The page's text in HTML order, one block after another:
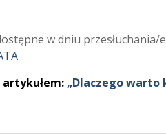
w dniu
„Dlaczego warto